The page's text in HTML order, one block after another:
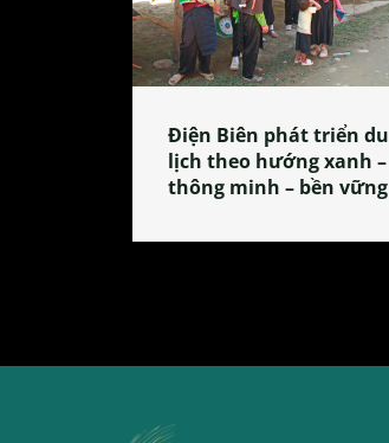
Điện Biên phát triển du
lịch theo hướng xanh –
thông minh – bền vững